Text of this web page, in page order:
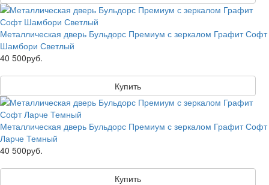
Металлическая дверь Бульдорс Премиум с зеркалом Графит Софт
Шамбори Светлый
40 500руб.
Купить
Металлическая дверь Бульдорс Премиум с зеркалом Графит Софт
Ларче Темный
40 500руб.
Купить